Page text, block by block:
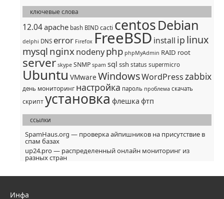
ключевые слова
12.04apache bash BIND cacti centosDebian
delphi DNS error Firefox FreeBSD install ip linux
mysql nginx nodenyphp phpMyAdmin RAID root
server skype SNMP spam sql ssh status supermicro
Ubuntu VMware WindowsWordPresszabbix
день мониторинг настройка пароль проблема скачать
скриптустановка флешка фтп
ссылки
SpamHaus.org — проверка айпишников на присутствие в
спам базах
up24.pro — распределенный онлайн мониторинг из
разных стран
Инфа